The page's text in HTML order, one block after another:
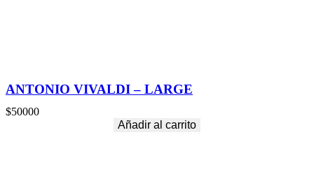
ANTONIO VIVALDI – LARGE
$50000
Añadir al carrito